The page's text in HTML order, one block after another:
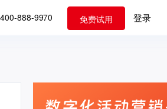
400-888-9970 免费试用 登录